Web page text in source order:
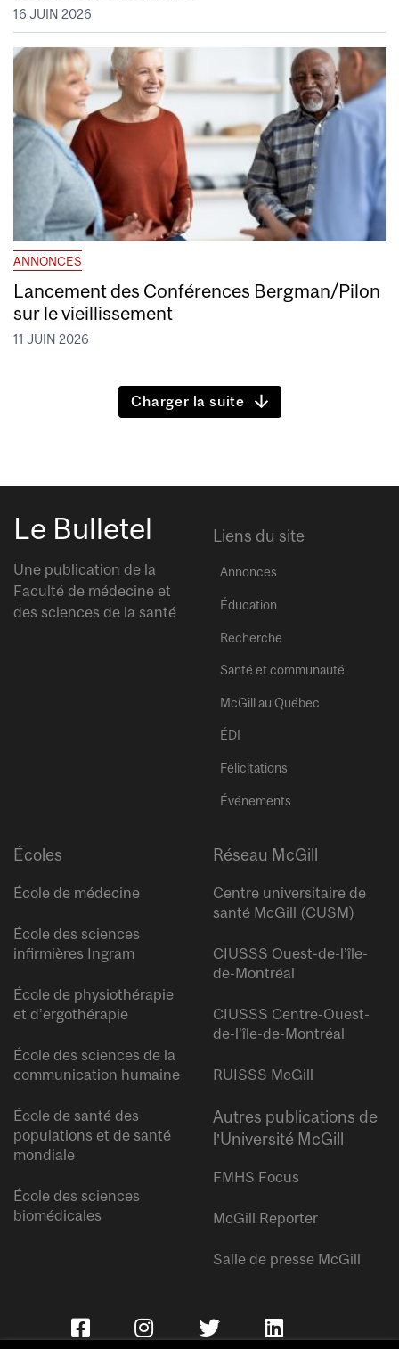
16 JUIN 2026
ANNONCES
Lancement des Conférences Bergman/Pilon
sur le vieillissement
11 JUIN 2026
Charger la suite
Le Bulletel
Une publication de la
Faculté de médecine et
des sciences de la santé
Liens du site
Annonces
Éducation
Recherche
Santé et communauté
McGill au Québec
ÉDI
Félicitations
Événements
Écoles
École de médecine
École des sciences
infirmières Ingram
École de physiothérapie
et d’ergothérapie
École des sciences de la
communication humaine
École de santé des
populations et de santé
mondiale
École des sciences
biomédicales
Réseau McGill
Centre universitaire de
santé McGill (CUSM)
CIUSSS Ouest-de-l’île-
de-Montréal
CIUSSS Centre-Ouest-
de-l’île-de-Montréal
RUISSS McGill
Autres publications de
l’Université McGill
FMHS Focus
McGill Reporter
Salle de presse McGill